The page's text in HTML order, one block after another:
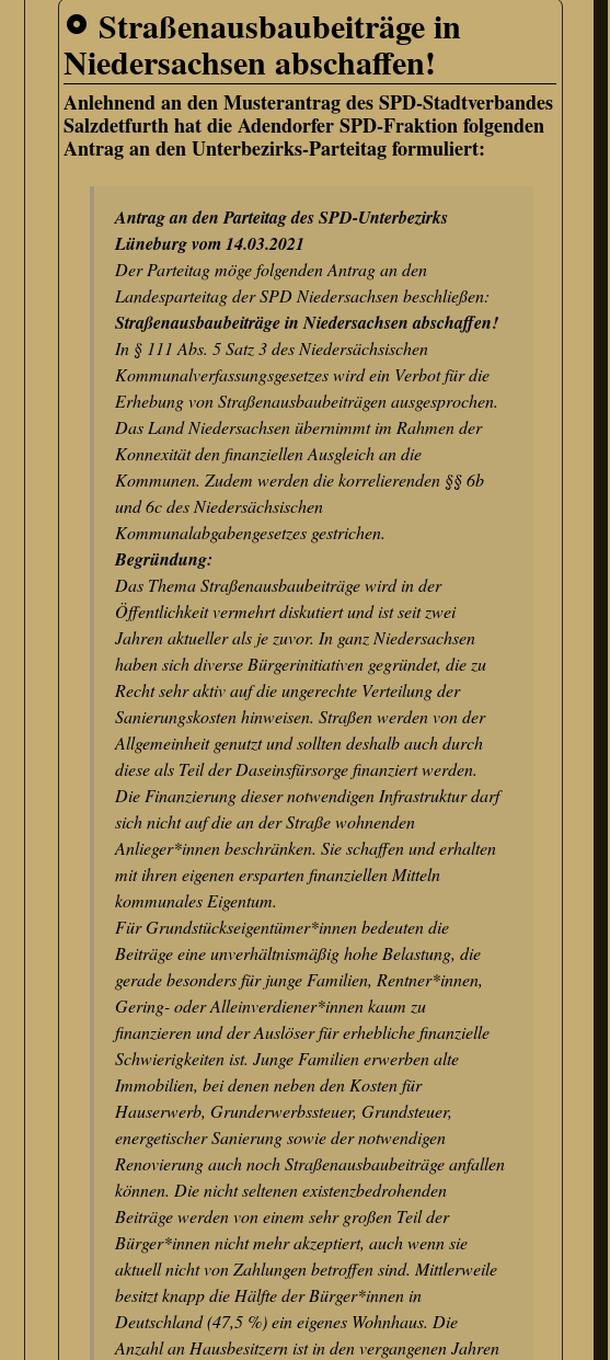
Straßenausbaubeiträge in
Niedersachsen abschaffen!
Anlehnend an den Musterantrag des SPD-Stadtverbandes
Salzdetfurth hat die Adendorfer SPD-Fraktion folgenden
Antrag an den Unterbezirks-Parteitag formuliert:
Antrag an den Parteitag des SPD-Unterbezirks
Lüneburg vom 14.03.2021
Der Parteitag möge folgenden Antrag an den
Landesparteitag der SPD Niedersachsen beschließen:
Straßenausbaubeiträge in Niedersachsen abschaffen!
In § 111 Abs. 5 Satz 3 des Niedersächsischen
Kommunalverfassungsgesetzes wird ein Verbot für die
Erhebung von Straßenausbaubeiträgen ausgesprochen.
Das Land Niedersachsen übernimmt im Rahmen der
Konnexität den finanziellen Ausgleich an die
Kommunen. Zudem werden die korrelierenden §§ 6b
und 6c des Niedersächsischen
Kommunalabgabengesetzes gestrichen.
Begründung:
Das Thema Straßenausbaubeiträge wird in der
Öffentlichkeit vermehrt diskutiert und ist seit zwei
Jahren aktueller als je zuvor. In ganz Niedersachsen
haben sich diverse Bürgerinitiativen gegründet, die zu
Recht sehr aktiv auf die ungerechte Verteilung der
Sanierungskosten hinweisen. Straßen werden von der
Allgemeinheit genutzt und sollten deshalb auch durch
diese als Teil der Daseinsfürsorge finanziert werden.
Die Finanzierung dieser notwendigen Infrastruktur darf
sich nicht auf die an der Straße wohnenden
Anlieger*innen beschränken. Sie schaffen und erhalten
mit ihren eigenen ersparten finanziellen Mitteln
kommunales Eigentum.
Für Grundstückseigentümer*innen bedeuten die
Beiträge eine unverhältnismäßig hohe Belastung, die
gerade besonders für junge Familien, Rentner*innen,
Gering- oder Alleinverdiener*innen kaum zu
finanzieren und der Auslöser für erhebliche finanzielle
Schwierigkeiten ist. Junge Familien erwerben alte
Immobilien, bei denen neben den Kosten für
Hauserwerb, Grunderwerbssteuer, Grundsteuer,
energetischer Sanierung sowie der notwendigen
Renovierung auch noch Straßenausbaubeiträge anfallen
können. Die nicht seltenen existenzbedrohenden
Beiträge werden von einem sehr großen Teil der
Bürger*innen nicht mehr akzeptiert, auch wenn sie
aktuell nicht von Zahlungen betroffen sind. Mittlerweile
besitzt knapp die Hälfte der Bürger*innen in
Deutschland (47,5 %) ein eigenes Wohnhaus. Die
Anzahl an Hausbesitzern ist in den vergangenen Jahren